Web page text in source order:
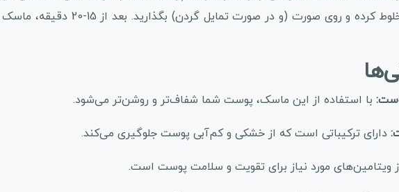
کنسانتره را با ژل مدلینگ مخلوط
با استفاده از این ماسک، پوست شما شفاف‌تر و روشن‌تر می‌شود.
دارای ترکیباتی است که از خشکی و کم‌آبی پوست جلوگیری می‌کند.
ویتامین‌های مورد نیاز برای تقویت و سلامت پوست است.